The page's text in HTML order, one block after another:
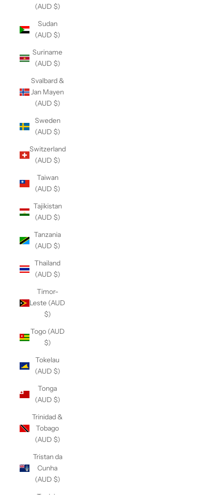
(AUD $)
Sudan
(AUD $)
Suriname
(AUD $)
Svalbard &
Jan Mayen
(AUD $)
Sweden
(AUD $)
Switzerland
(AUD $)
Taiwan
(AUD $)
Tajikistan
(AUD $)
Tanzania
(AUD $)
Thailand
(AUD $)
Timor-
Leste (AUD
$)
Togo (AUD
$)
Tokelau
(AUD $)
Tonga
(AUD $)
Trinidad &
Tobago
(AUD $)
Tristan da
Cunha
(AUD $)